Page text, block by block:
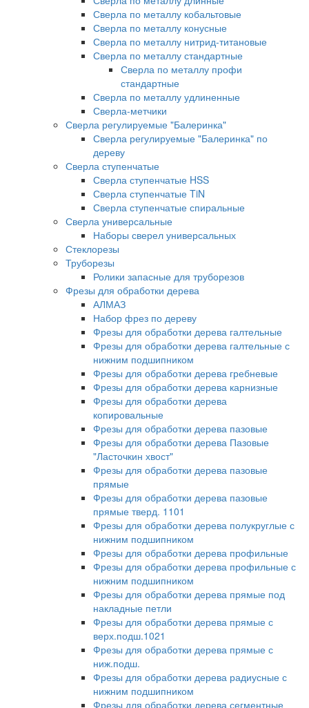
Сверла по металлу кобальтовые
Сверла по металлу конусные
Сверла по металлу нитрид-титановые
Сверла по металлу стандартные
Сверла по металлу профи
стандартные
Сверла по металлу удлиненные
Сверла-метчики
Сверла регулируемые "Балеринка"
Сверла регулируемые "Балеринка" по
дереву
Сверла ступенчатые
Сверла ступенчатые HSS
Сверла ступенчатые TiN
Сверла ступенчатые спиральные
Сверла универсальные
Наборы сверел универсальных
Стеклорезы
Труборезы
Ролики запасные для труборезов
Фрезы для обработки дерева
АЛМАЗ
Набор фрез по дереву
Фрезы для обработки дерева галтельные
Фрезы для обработки дерева галтельные с
нижним подшипником
Фрезы для обработки дерева гребневые
Фрезы для обработки дерева карнизные
Фрезы для обработки дерева
копировальные
Фрезы для обработки дерева пазовые
Фрезы для обработки дерева Пазовые
"Ласточкин хвост"
Фрезы для обработки дерева пазовые
прямые
Фрезы для обработки дерева пазовые
прямые тверд. 1101
Фрезы для обработки дерева полукруглые с
нижним подшипником
Фрезы для обработки дерева профильные
Фрезы для обработки дерева профильные с
нижним подшипником
Фрезы для обработки дерева прямые под
накладные петли
Фрезы для обработки дерева прямые с
верх.подш.1021
Фрезы для обработки дерева прямые с
ниж.подш.
Фрезы для обработки дерева радиусные с
нижним подшипником
Фрезы для обработки дерева сегментные